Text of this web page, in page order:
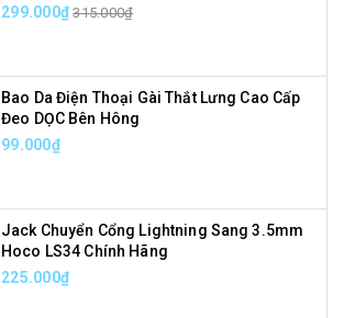
299.000₫ 315.000₫
Bao Da Điện Thoại Gài Thắt Lưng Cao Cấp
Đeo DỌC Bên Hông
99.000₫
Jack Chuyển Cổng Lightning Sang 3.5mm
Hoco LS34 Chính Hãng
225.000₫